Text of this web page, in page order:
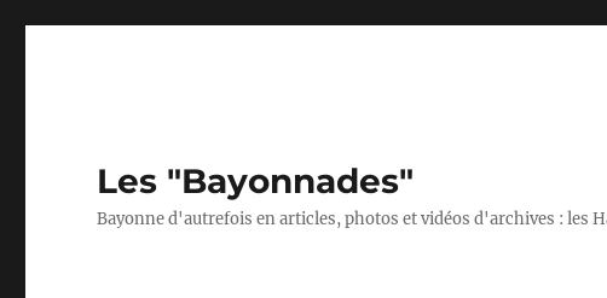
Les "Bayonnades"
Bayonne d'autrefois en articles, photos et vidéos d'archives : les